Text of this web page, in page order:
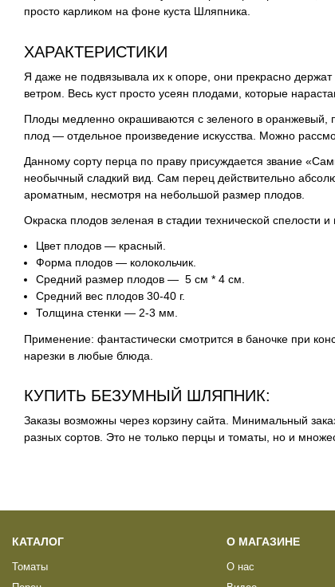
просто карликом на фоне куста Шляпника.
ХАРАКТЕРИСТИКИ
Я даже не подвязывала их к опоре, они прекрасно
ветром. Весь куст просто усеян плодами, которые
Плоды медленно окрашиваются с зеленого в
плод — отдельное произведение искусства. Можно
Данному сорту перца по праву присуждается звание
необычный сладкий вид. Сам перец действительно
ароматным, несмотря на небольшой размер плодов.
Окраска плодов зеленая в стадии технической спелости
Цвет плодов — красный.
Форма плодов — колокольчик.
Средний размер плодов — 5 см * 4 см.
Средний вес плодов 30-40 г.
Толщина стенки — 2-3 мм.
Применение: фантастически смотрится в баночке при
нарезки в любые блюда.
КУПИТЬ БЕЗУМНЫЙ ШЛЯПНИК:
Заказы возможны через корзину сайта . Минимальный
разных сортов. Это не только перцы и томаты, но и
КАТАЛОГ
Томаты
О МАГАЗИНЕ
О нас